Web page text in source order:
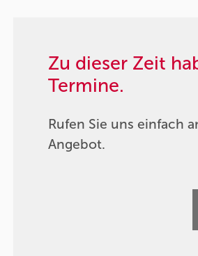
Zu dieser Zeit
Termine.
Rufen Sie uns einfach
Angebot.